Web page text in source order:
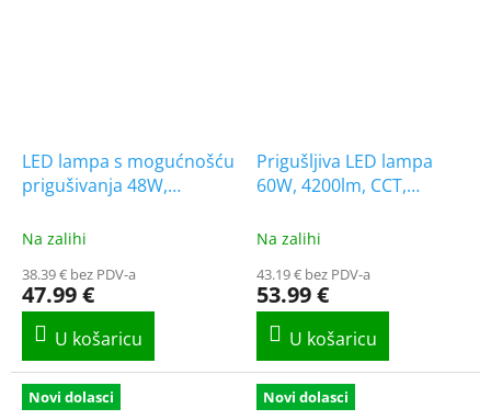
LED lampa s mogućnošću
prigušivanja 48W,
okvir [WO8005]
Na zalihi
38.39 € bez PDV-a
47.99 €
Prigušljiva LED lampa
60W, 4200lm, CCT,
Na zalihi
43.19 € bez PDV-a
53.99 €
Novi dolasci Novi dolasci